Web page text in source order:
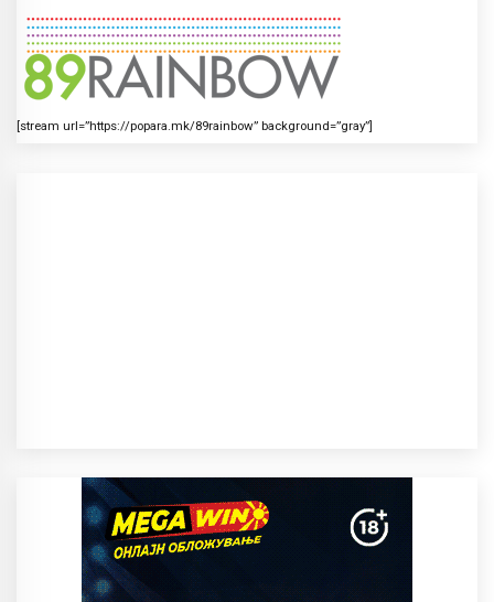
[stream url=”https://popara.mk/89rainbow” background=”gray”]